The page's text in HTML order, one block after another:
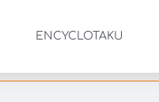
ENCYCLOTAKU